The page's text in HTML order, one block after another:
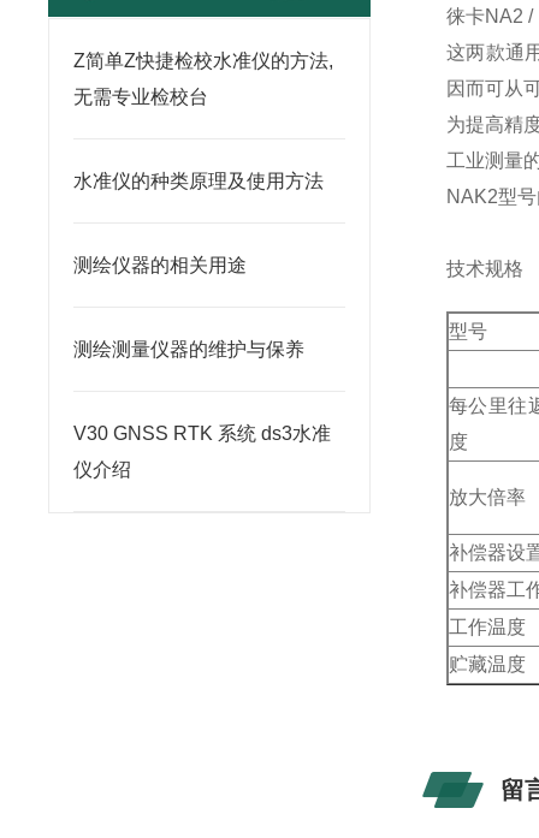
Z简单Z快捷检校水准仪的方法,
无需专业检校台
水准仪的种类原理及使用方法
测绘仪器的相关用途
测绘测量仪器的维护与保养
V30 GNSS RTK 系统 ds3水准
仪介绍
徕卡NA2
这两款通
因而可从
为提高精
工业测量
NAK2型
技术规格
型号
每公里往
度
放大倍率
补偿器设
补偿器工
工作温度
贮藏温度
留